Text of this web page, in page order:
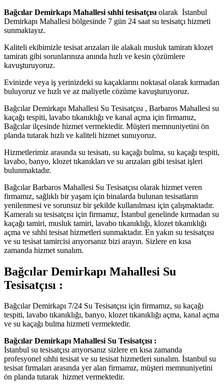
Bağcılar Demirkapı Mahallesi sıhhi tesisatçısı olarak İstanbul
Demirkapı Mahallesi bölgesinde 7 gün 24 saat su tesisatçı hizmeti
sunmaktayız.
Kaliteli ekibimizle tesisat arızaları ile alakalı musluk tamiratı klozet
tamiratı gibi sorunlarınıza anında hızlı ve kesin çözümlere
kavuşturuyoruz.
Evinizde veya iş yerinizdeki su kaçaklarını noktasal olarak kırmadan
buluyoruz ve hızlı ve az maliyetle cözüme kavuşturuyoruz.
Bağcılar Demirkapı Mahallesi Su Tesisatçısı , Barbaros Mahallesi su
kaçağı tespiti, lavabo tıkanıklığı ve kanal açma için firmamız,
Bağcılar ilçesinde hizmet vermektedir. Müşteri memnuniyetini ön
planda tutarak hızlı ve kaliteli hizmet sunuyoruz.
Hizmetlerimiz arasında su tesisatı, su kaçağı bulma, su kaçağı tespiti,
lavabo, banyo, klozet tıkanıkları ve su arızaları gibi tesisat işleri
bulunmaktadır.
Bağcılar Barbaros Mahallesi Su Tesisatçısı olarak hizmet veren
firmamız, sağlıklı bir yaşam için binalarda bulunan tesisatların
yenilenmesi ve sorunsuz bir şekilde kullanılması için çalışmaktadır.
Kameralı su tesisatçısı için firmamız, İstanbul genelinde kırmadan su
kaçağı tamiri, musluk tamiri, lavabo tıkanıklığı, klozet tıkanıklığı
açma ve sıhhi tesisat hizmetleri sunmaktadır. En yakın su tesisatçısı
ve su tesisat tamircisi arıyorsanız bizi arayın. Sizlere en kısa
zamanda hizmet sunalım.
Bağcılar Demirkapı Mahallesi Su
Tesisatçısı :
Bağcılar Demirkapı 7/24 Su Tesisatçısı için firmamız, su kaçağı
tespiti, lavabo tıkanıklığı, banyo, klozet tıkanıklığı açma, kanal açma
ve su kaçağı bulma hizmeti vermektedir.
Bağcılar Demirkapı Mahallesi Su Tesisatçısı :
İstanbul su tesisatçısı arıyorsanız sizlere en kısa zamanda
profesyonel sıhhi tesisat ve su tesisat hizmetleri sunalım. İstanbul su
tesisat firmaları arasında yer alan firmamız, müşteri memnuniyetini
ön planda tutarak hizmet vermektedir.